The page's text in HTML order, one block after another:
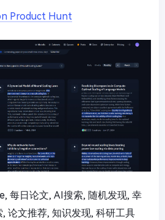
Product Hunt
每日论文, AI搜索, 随机发现, 幸
论文推荐, 知识发现, 科研工具